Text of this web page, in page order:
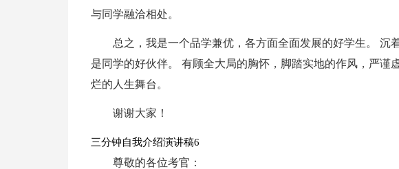
与同学融洽相处。
总之，我是一个品学兼优，各方面全面发展的好学生。 沉
是同学的好伙伴。 有顾全大局的胸怀，脚踏实地的作风，严谨
烂的人生舞台。
谢谢大家！
三分钟自我介绍演讲稿6
尊敬的各位考官：